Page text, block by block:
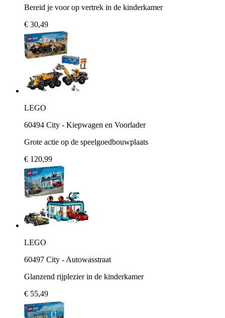
Bereid je voor op vertrek in de kinderkamer
€ 30,49
LEGO
60494 City - Kiepwagen en Voorlader
Grote actie op de speelgoedbouwplaats
€ 120,99
LEGO
60497 City - Autowasstraat
Glanzend rijplezier in de kinderkamer
€ 55,49